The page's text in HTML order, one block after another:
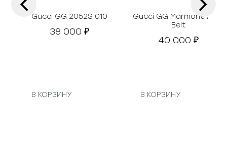
Gucci GG 2052S 010
38 000₽
В КОРЗИНУ
Gucci GG Marmont Wide
Belt
40 000₽
В КОРЗИНУ